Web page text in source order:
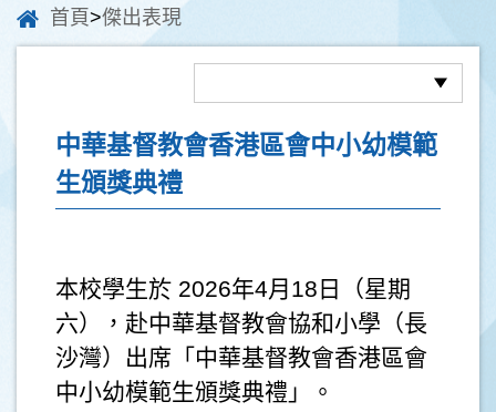
首頁>傑出表現
中華基督教會香港區會中小幼模範
生頒獎典禮
本校學生於 2026年4月18日（星期
六），赴中華基督教會協和小學（長
沙灣）出席「中華基督教會香港區會
中小幼模範生頒獎典禮」。